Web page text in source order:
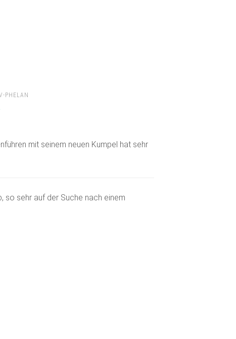
PHELAN
mit seinem neuen Kumpel hat sehr
so sehr auf der Suche nach einem